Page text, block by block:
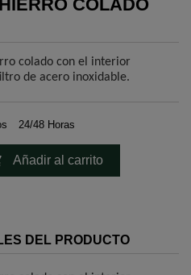
COLADO
colado con el interior
de acero inoxidable.
24/48 Horas
Añadir al carrito
DEL PRODUCTO